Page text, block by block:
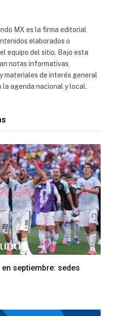
MX es la firma editorial
elaborados o
equipo del sitio. Bajo esta
notas informativas,
materiales de interés general
la agenda nacional y local.
septiembre: sedes